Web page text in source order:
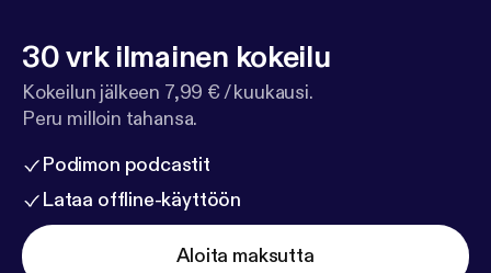
30 vrk ilmainen kokeilu
Kokeilun jälkeen 7,99 € / kuukausi.
Peru milloin tahansa.
Podimon podcastit
Lataa offline-käyttöön
Aloita maksutta